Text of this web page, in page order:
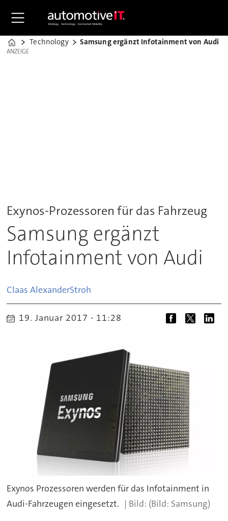
Home
Technology Samsung ergänzt Infotainment von Audi
ANZEIGE
ANZEIGE
Exynos-Prozessoren für das Fahrzeug
Samsung ergänzt
Infotainment von Audi
Claas AlexanderStroh
19. Januar 2017 - 11:28
Exynos Prozessoren werden für das Infotainment in
Audi-Fahrzeugen eingesetzt.
(Bild: Samsung)